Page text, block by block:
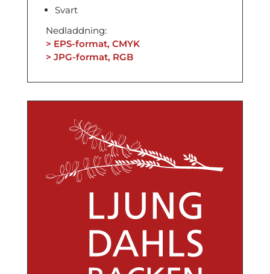
Svart
Nedladdning:
> EPS-format, CMYK
> JPG-format, RGB